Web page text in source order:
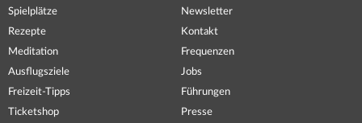
Spielplätze
Rezepte
Meditation
Ausflugsziele
Freizeit-Tipps
Ticketshop
Newsletter
Kontakt
Frequenzen
Jobs
Führungen
Presse